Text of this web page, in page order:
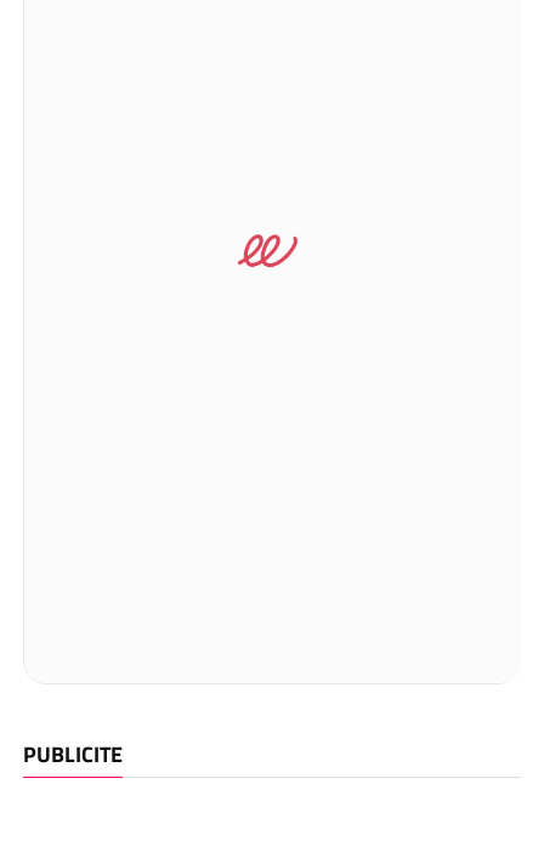
PUBLICITE